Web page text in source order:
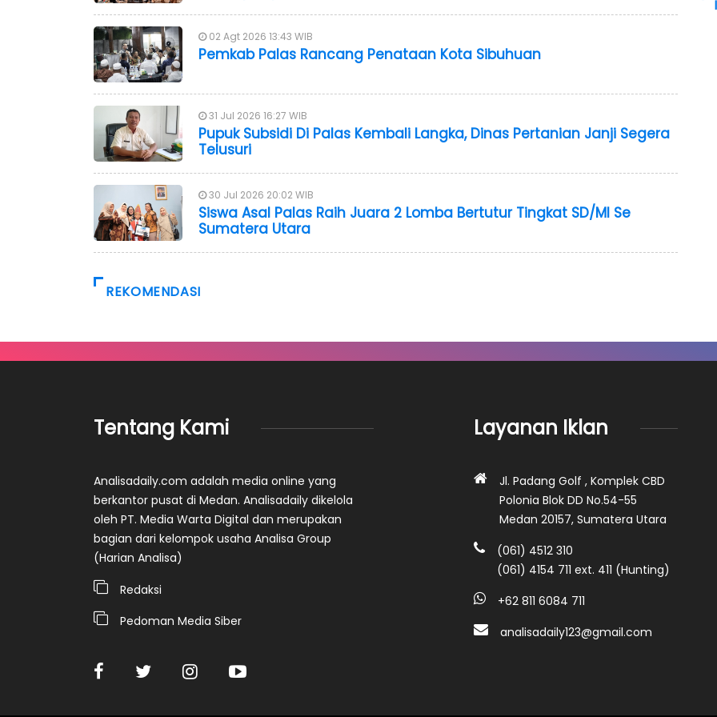
02 Agt 2026 13:43 WIB
Pemkab Palas Rancang Penataan Kota Sibuhuan
31 Jul 2026 16:27 WIB
Pupuk Subsidi Di Palas Kembali Langka, Dinas Pertanian Janji Segera
Telusuri
30 Jul 2026 20:02 WIB
Siswa Asal Palas Raih Juara 2 Lomba Bertutur Tingkat SD/MI Se
Sumatera Utara
REKOMENDASI
Tentang Kami
Analisadaily.com adalah media online yang
berkantor pusat di Medan. Analisadaily dikelola
oleh PT. Media Warta Digital dan merupakan
bagian dari kelompok usaha Analisa Group
(Harian Analisa)
Redaksi
Pedoman Media Siber
Layanan Iklan
Jl. Padang Golf , Komplek CBD
Polonia Blok DD No.54-55
Medan 20157, Sumatera Utara
(061) 4512 310
(061) 4154 711 ext. 411 (Hunting)
+62 811 6084 711
analisadaily123@gmail.com